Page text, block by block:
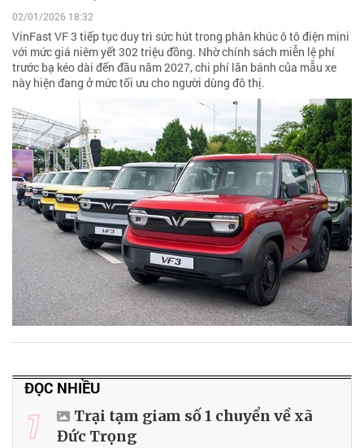
02/01/2026 18:32
VinFast VF 3 tiếp tục duy trì sức hút trong phân khúc ô tô điện mini
với mức giá niêm yết 302 triệu đồng. Nhờ chính sách miễn lệ phí
trước bạ kéo dài đến đầu năm 2027, chi phí lăn bánh của mẫu xe
này hiện đang ở mức tối ưu cho người dùng đô thị.
ĐỌC NHIỀU
1
Trại tạm giam số 1 chuyển về xã
Đức Trọng